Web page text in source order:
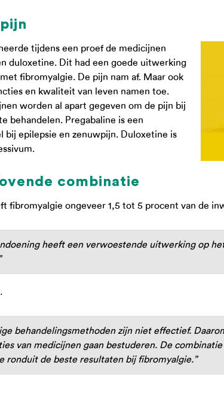
tijdens een proef de medicijnen
duloxetine. Dit had een goede uitwerking
fibromyalgie. De pijn nam af. Maar ook
en kwaliteit van leven namen toe.
worden al apart gegeven om de pijn bij
behandelen. Pregabaline is een
bij epilepsie en zenuwpijn. Duloxetine is
combinatie
fibromyalgie ongeveer 1,5 tot 5 procent van de
heeft een verwoestende uitwerking op
behandelingsmethoden zijn niet effectief.
van medicijnen gaan bestuderen. De
ronduit de beste resultaten bij fibromyalgie.”